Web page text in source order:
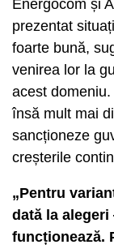
Energocom și
prezentat
foarte bună,
venirea lor la
acest
însă mult mai
sancționeze
creșterile
„Pentru
dată la
funcționează.